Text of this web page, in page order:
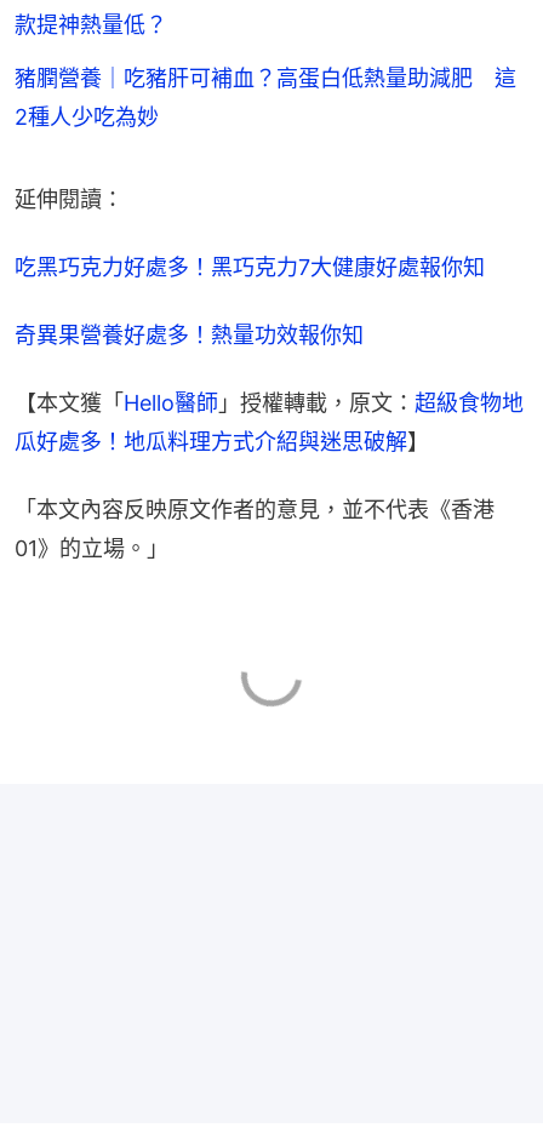
款提神熱量低？
豬膶營養｜吃豬肝可補血？高蛋白低熱量助減肥 這
2種人少吃為妙
延伸閱讀：
吃黑巧克力好處多！黑巧克力7大健康好處報你知
奇異果營養好處多！熱量功效報你知
【本文獲「Hello醫師 」授權轉載，原文： 超級食物地
瓜好處多！地瓜料理方式介紹與迷思破解】
「本文內容反映原文作者的意見，並不代表《香港
01》的立場。」